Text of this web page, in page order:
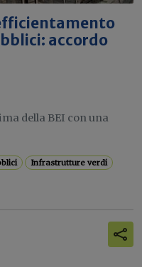
accordo
della BEI con una
Infrastrutture verdi